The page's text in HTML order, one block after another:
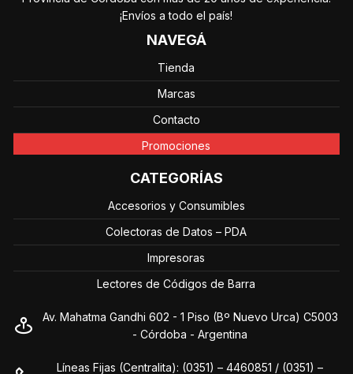
¡Envíos a todo el país!
NAVEGÁ
Tienda
Marcas
Contacto
Promociones
CATEGORÍAS
Accesorios y Consumibles
Colectoras de Datos – PDA
Impresoras
Lectores de Códigos de Barra
Av. Mahatma Gandhi 602 - 1 Piso (Bº Nuevo Urca) C5003
- Córdoba - Argentina
Líneas Fijas (Centralita): (0351) – 4460851 / (0351) –